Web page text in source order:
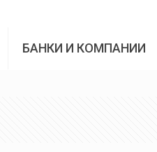
БАНКИ И КОМПАНИИ